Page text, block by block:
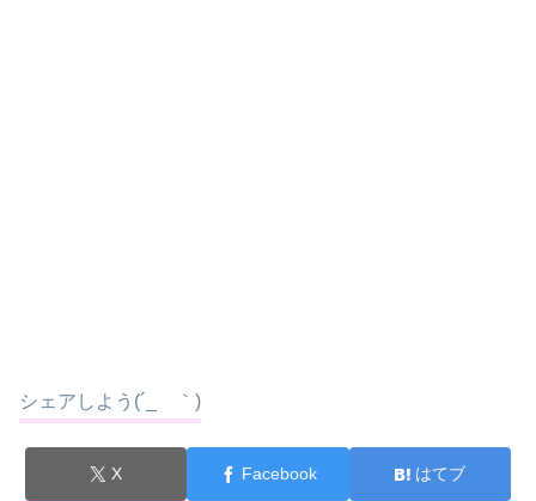
シェアしよう(´_ゝ｀)
X Facebook はてブ